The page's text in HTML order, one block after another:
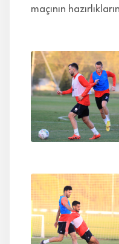
maçının